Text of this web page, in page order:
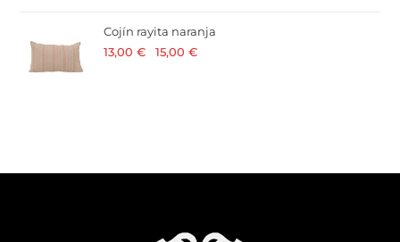
Cojín rayita naranja
13,00€ 15,00€